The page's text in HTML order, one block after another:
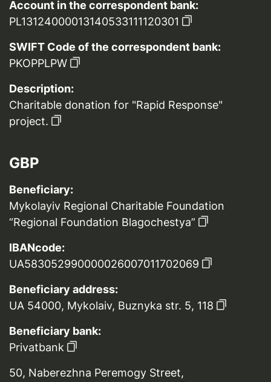
Account in the correspondent bank:
PL13124000013140533111120301
SWIFT Code of the correspondent bank:
PKOPPLPW
Description:
Charitable donation for "Rapid Response"
project.
GBP
Beneficiary:
Mykolayiv Regional Charitable Foundation
“Regional Foundation Blagochestya”
IBANcode:
UA583052990000026007011702069
Beneficiary address:
UA 54000, Mykolaiv, Buznyka str. 5, 118
Beneficiary bank:
Privatbank
50, Naberezhna Peremogy Street,